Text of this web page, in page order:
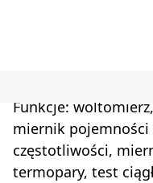
Funkcje:
miernik
częstotliwości,
termopary, test